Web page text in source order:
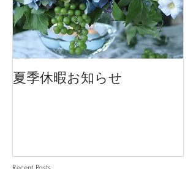
夏季休暇お知らせ